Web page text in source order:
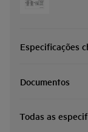
Especificações
Documentos
Todas as